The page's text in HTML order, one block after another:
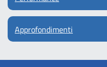
Approfondimenti